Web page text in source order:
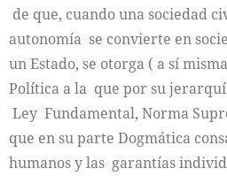
de que, cuando una sociedad
autonomía se convierte en
un Estado, se otorga ( a sí
Política a la que por su
Ley Fundamental, Norma
que en su parte Dogmática
humanos y las garantías